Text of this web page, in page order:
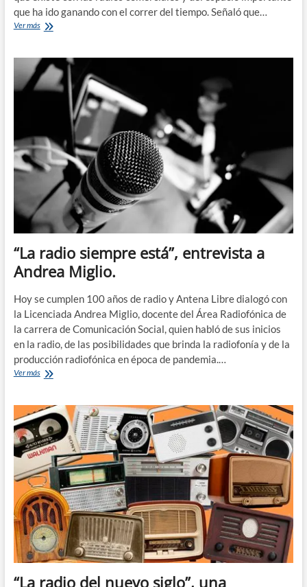
que ha ido ganando con el correr del tiempo. Señaló que…
Ver másEl
la
radio
comunitaria
“La radio siempre está”, entrevista a
Andrea Miglio.
Hoy se cumplen 100 años de radio y Antena Libre dialogó con
la Licenciada Andrea Miglio, docente del Área Radiofónica de
la carrera de Comunicación Social, quien habló de sus inicios
en la radio, de las posibilidades que brinda la radiofonía y de la
producción radiofónica en época de pandemia.…
Ver más“La
está”,
entrevista
a
Andrea
Miglio.
“La radio del nuevo siglo”, una